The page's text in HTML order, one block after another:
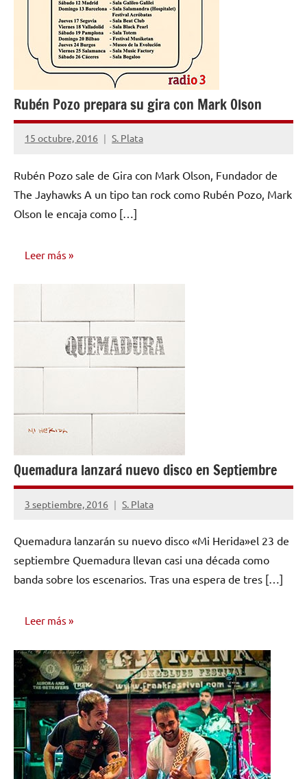
Rubén Pozo prepara su gira con Mark Olson
15 octubre, 2016 S. Plata
No
comentarios
Rubén Pozo sale de Gira con Mark Olson, Fundador de
The Jayhawks A un tipo tan rock como Rubén Pozo, Mark
Olson le encaja como […]
Leer más
Quemadura lanzará nuevo disco en Septiembre
3 septiembre, 2016 S. Plata
No
comentarios
Quemadura lanzarán su nuevo disco «Mi Herida»el 23 de
septiembre Quemadura llevan casi una década como
banda sobre los escenarios. Tras una espera de tres […]
Leer más
NOTICIAS